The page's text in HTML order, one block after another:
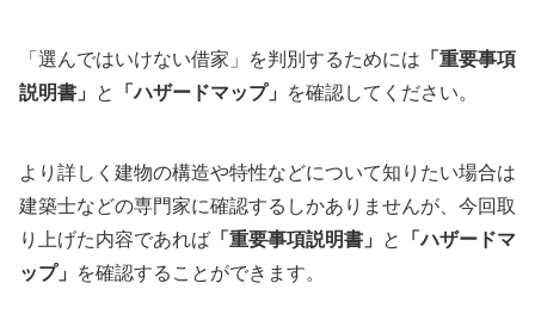
「選んではいけない借家」を判別するためには 「重要事項
説明書」
と 「ハザードマップ」 を確認してください。
より詳しく建物の構造や特性などについて知りたい場合は
建築士などの専門家に確認するしかありませんが、今回取
り上げた内容であれば 「重要事項説明書」 と
「ハザードマ
ップ」
を確認することができます。